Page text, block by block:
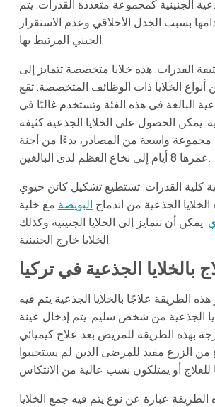
الجنينية كمجموعة متعددة القدرات. يتم
بسبب الجدل الأخلاقي وعدم الاستقرار
الجيني المرتبط بها.
القدرات: هذه خلايا متخصصة تتمايز إلى
الخلايا ذات الوظائف المتخصصة. تقع
البالغة في هذه الفئة وتستخدم غالبًا في
يمكن الحصول على الخلايا الجذعية كثيفة
واسعة من المصادر، بدءًا من أجنة
عمرها 8 أيام إلى نخاع العظم لدى البالغين.
كلية القدرات: تستطيع تشكيل كائن حيوي
الجذعية من اندماج البويضة مع خلية
. يمكن أن تتمايز إلى الخلايا الجنينية وكذلك
الخلايا خارج الجنينية.
بالخلايا الجذعية في تركيا
هذه الطريقة علاجًا بالخلايا الجذعية يتم فيه
الجذعية من شخص سليم. يتم إدخال عينة
بهذه الطريقة للمريض بعد علاج كيميائي
من الزرع مفيد للمرضى الذين لم يستجيبوا
الطريقة عبارة عن نوع يتم فيه جمع الخلايا